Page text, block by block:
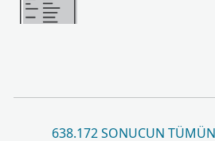
638.172 SONUCUN